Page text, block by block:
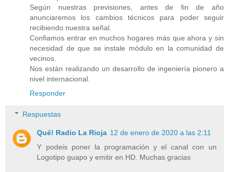
Según nuestras previsiones, antes de fin de año
anunciaremos los cambios técnicos para poder seguir
recibiendo nuestra señal.
Confiamos entrar en muchos hogares más que ahora y sin
necesidad de que se instale módulo en la comunidad de
vecinos.
Nos están realizando un desarrollo de ingeniería pionero a
nivel internacional.
Responder
Respuestas
Qué! Radio La Rioja 12 de enero de 2020 a las 2:11
Y podeis poner la programación y el canal con un
Logotipo guapo y emitir en HD. Muchas gracias